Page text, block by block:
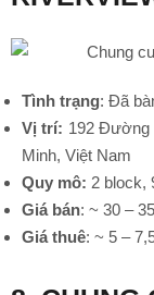
Tình trạng: Đã
Vị trí: 192 Đường
Minh, Việt Nam
Quy mô: 2 block,
Giá bán: ~ 30 –
Giá thuê: ~ 5 –